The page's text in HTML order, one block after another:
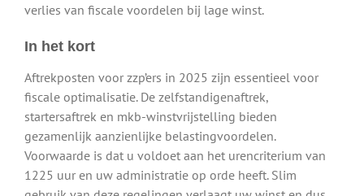
verlies van fiscale voordelen bij lage winst.
In het kort
Aftrekposten voor zzp’ers in 2025 zijn essentieel voor
fiscale optimalisatie. De zelfstandigenaftrek,
startersaftrek en mkb-winstvrijstelling bieden
gezamenlijk aanzienlijke belastingvoordelen.
Voorwaarde is dat u voldoet aan het urencriterium van
1225 uur en uw administratie op orde heeft. Slim